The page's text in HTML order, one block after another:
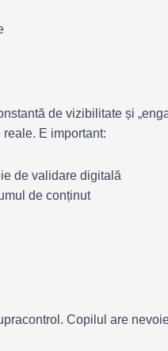
de vizibilitate și
E important:
de validare digitală
de conținut
Copilul are